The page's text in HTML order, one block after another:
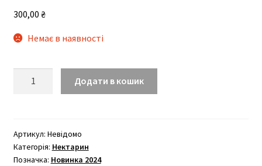
300,00 ₴
Немає в наявності
кількість
Додати в кошик
Артикул: Невідомо
Категорія: Нектарин
Позначка: Новинка 2024